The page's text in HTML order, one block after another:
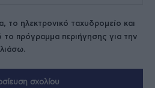
το ηλεκτρονικό ταχυδρομείο και
πρόγραμμα περιήγησης για την